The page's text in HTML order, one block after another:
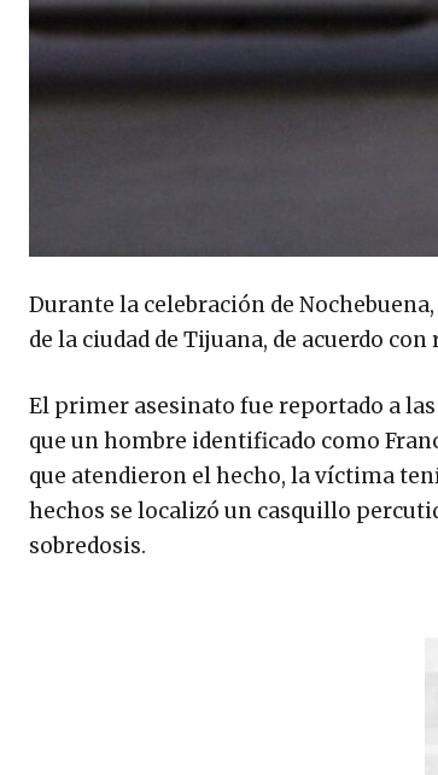
Durante la celebración de
de la ciudad de Tijuana, de acuerdo
El primer asesinato fue reportado a
que un hombre identificado como
que atendieron el hecho, la víctima
hechos se localizó un casquillo
sobredosis.